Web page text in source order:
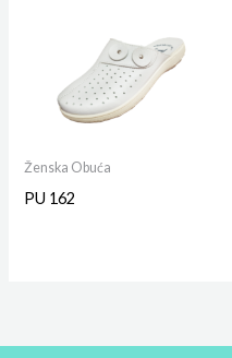
Ženska Obuća
PU 162